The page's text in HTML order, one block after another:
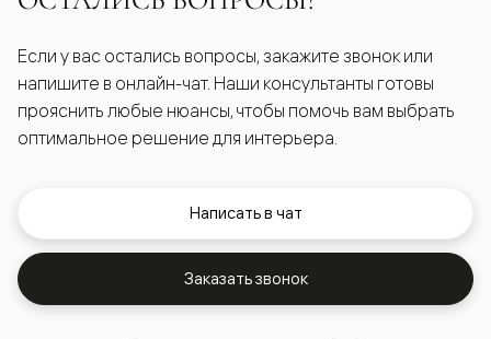
Если у вас остались вопросы, закажите звонок или
напишите в онлайн-чат. Наши консультанты готовы
прояснить любые нюансы, чтобы помочь вам выбрать
оптимальное решение для интерьера.
Написать в чат
Заказать звонок